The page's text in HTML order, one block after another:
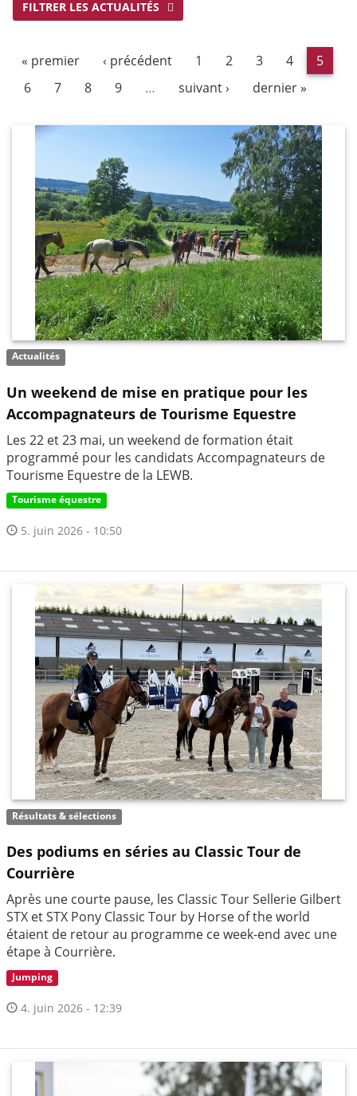
FILTRER LES ACTUALITÉS
« premier ‹ précédent 1 2 3 4
5
6
7 8 9 … suivant › dernier »
Actualités
Un weekend de mise en pratique pour les
Accompagnateurs de Tourisme Equestre
Les 22 et 23 mai, un weekend de formation était
programmé pour les candidats Accompagnateurs de
Tourisme Equestre de la LEWB.
Tourisme équestre
5. juin 2026 - 10:50
Résultats & sélections
Des podiums en séries au Classic Tour de
Courrière
Après une courte pause, les Classic Tour Sellerie Gilbert
STX et STX Pony Classic Tour by Horse of the world
étaient de retour au programme ce week-end avec une
étape à Courrière.
Jumping
4. juin 2026 - 12:39